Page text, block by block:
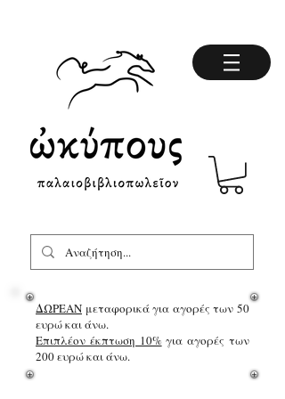
ΔΩΡΕΑΝ μεταφορικά για αγορές των 50
ευρώ και άνω.
Επιπλέον έκπτωση 10%για αγορές των
200 ευρώ και άνω.